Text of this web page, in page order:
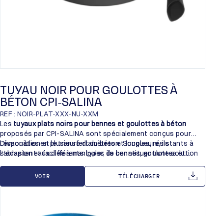
TUYAU NOIR POUR GOULOTTES À
BÉTON CPI-SALINA
REF : NOIR-PLAT-XXX-NU-XXM
Les tuyaux plats noirs pour bennes et goulottes à béton
proposés par CPI-SALINA sont spécialement conçus pour
l’évacuation et le transfert du béton. Souples, résistants à
l’abrasion et faciles à manipuler, ils constituent une solution
Disponibles en plusieurs diamètres et longueurs, ils
s’adaptent aux différents types de bennes, goulottes et
VOIR TÉLÉCHARGER